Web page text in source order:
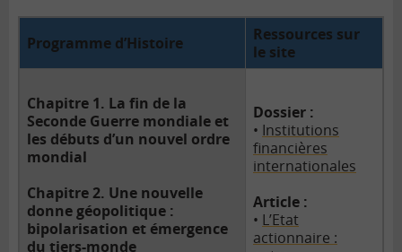
Programme d’Histoire
Ressources sur
le site
Chapitre 1. La fin de la
Seconde Guerre mondiale et
les débuts d’un nouvel ordre
mondial
Chapitre 2. Une nouvelle
donne géopolitique :
bipolarisation et émergence
du tiers-monde
Dossier :
• Institutions
financières
internationales
Article :
• L’Etat
actionnaire :